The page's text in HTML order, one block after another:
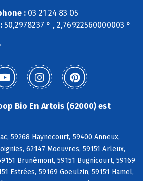
: 03 21 24 83 05
50,2978237 ° , 2,76922560000003 °
Bio En Artois (62000) est
59268 Haynecourt, 59400 Anneux,
62147 Moeuvres, 59151 Arleux,
Brunémont, 59151 Bugnicourt, 59169
Estrées, 59169 Goeulzin, 59151 Hamel,